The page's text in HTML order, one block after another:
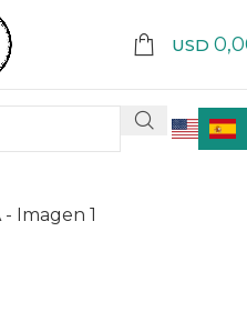
USD